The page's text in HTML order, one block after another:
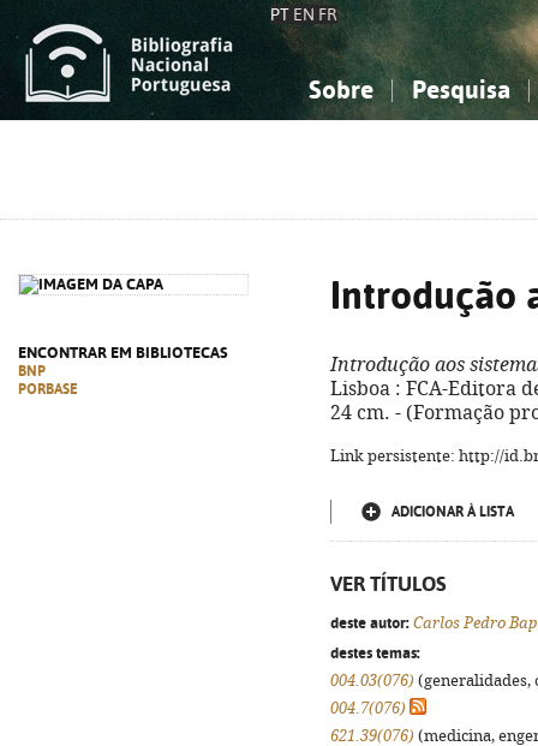
PT EN FR
Sobre Pesquisa
ENCONTRAR EM BIBLIOTECAS
BNP
PORBASE
Introdução
Introdução aos
Lisboa : FCA-Editora
24 cm. - (Formação
Link persistente: http://
ADICIONAR À LISTA
VER TÍTULOS
deste autor: Carlos Pedro
destes temas:
004.03(076) (generalidades,
004.7(076)
621.39(076) (medicina,